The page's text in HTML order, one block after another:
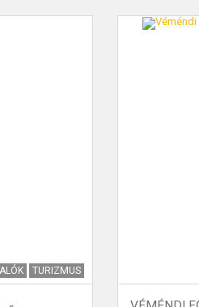
TURIZMUS